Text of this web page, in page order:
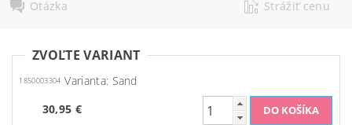
Otázka
Strážiť cenu
ZVOĽTE VARIANT
1850003304 Varianta: Sand
30,95 €